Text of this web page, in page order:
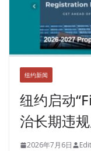
纽约新闻
纽约启动
治长期违
2026年7月6日